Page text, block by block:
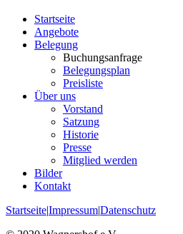
Startseite
Angebote
Belegung
Buchungsanfrage
Belegungsplan
Preisliste
Über uns
Vorstand
Satzung
Historie
Presse
Mitglied werden
Bilder
Kontakt
Startseite|Impressum|Datenschutz